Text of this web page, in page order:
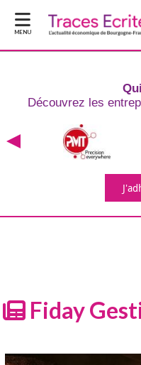
MENU
Découvrez les
Fiday